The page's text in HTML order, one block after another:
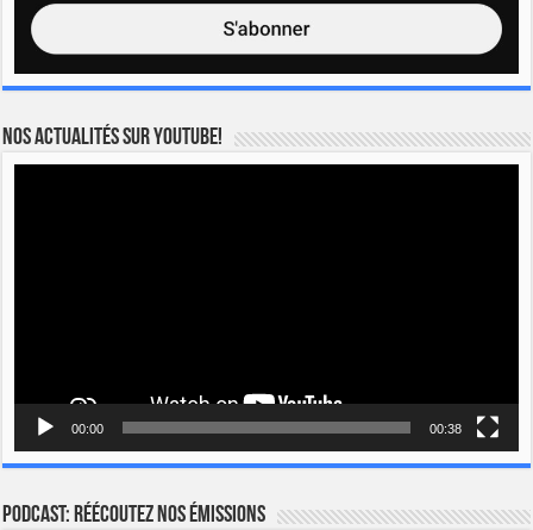
Nos actualités sur YOUTUBE!
00:00 00:38
Podcast: Réécoutez nos émissions